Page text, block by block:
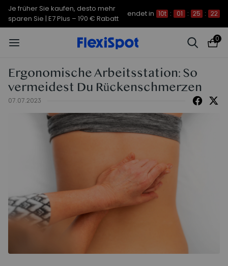
Je früher Sie kaufen, desto mehr
sparen Sie | C7 Morpher – 290 €
Rabatt
endet in 10t : 01 : 25 : 22
0
Ergonomische Arbeitsstation: So
vermeidest Du Rückenschmerzen
07.07.2023